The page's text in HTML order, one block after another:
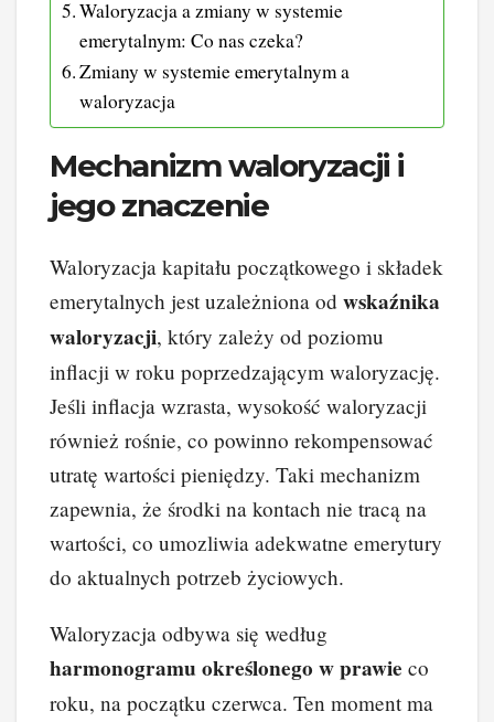
Waloryzacja a zmiany w systemie
emerytalnym: Co nas czeka?
Zmiany w systemie emerytalnym a
waloryzacja
Mechanizm waloryzacji i
jego znaczenie
Waloryzacja kapitału początkowego i składek
emerytalnych jest uzależniona od wskaźnika
waloryzacji, który zależy od poziomu
inflacji w roku poprzedzającym waloryzację.
Jeśli inflacja wzrasta, wysokość waloryzacji
również rośnie, co powinno rekompensować
utratę wartości pieniędzy. Taki mechanizm
zapewnia, że środki na kontach nie tracą na
wartości, co umozliwia adekwatne emerytury
do aktualnych potrzeb życiowych.
Waloryzacja odbywa się według
harmonogramu określonego w prawie co
roku, na początku czerwca. Ten moment ma